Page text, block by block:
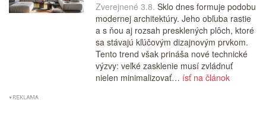
Zverejnené 3.8. Sklo dnes formuje podobu
modernej architektúry. Jeho obľuba rastie
a s ňou aj rozsah presklených plôch, ktoré
sa stávajú kľúčovým dizajnovým prvkom.
Tento trend však prináša nové technické
výzvy: veľké zasklenie musí zvládnuť
nielen minimalizovať… ísť na článok